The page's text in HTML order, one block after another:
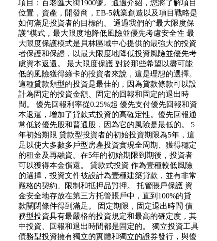
項目：百老匯大街1900號。通過介紹，您將了解項目
位置，資產，開發商，EB-5就業創造以及項目戰略是
如何滿足投資者的目標的。 通過我們的“最大限度保
護”模式，最大限度地降低風險並優先考慮安全性 最
大限度保護模式是貝林區域中心提供的最強大的投資
者保護和保證，以最大限度地降低投資風險並優先考
慮資本返還。 最大限度保護 對於那些希望以盡可能
低的風險獲得綠卡的投資者來說，這是理想的選擇。
這種貸款類型的投資是最佳的，因為貸款條款可以設
計為固定的投資金額、固定的回報和固定的退出時
間。 優先回報利率從0.25%起 優先支付優先回報和資
本返還，增加了貸款式投資的高確定性。優先回報通
常低於優先股和普通股，因為它的風險是最低的。 5
年初始期限 貸款型投資者的初始投資期限為5年，這
足以使大多數多戶型房產投資實現全周期、獲得穩定
的租金及再融資。在5年的初始期限到期後，投資者
可以獲得本金償還。 貸款式投資 作為壹種較低風險
的選擇，投資文件被設計為壹種建築貸款，並有非常
嚴格的契約、限制和抵押品質押。 托管賬戶保護 資
金安全地存放在第三方托管賬戶中，直到100%的貸
款關閉條件得到滿足。 固定期限，固定退出時間 債
務型投資具有最嚴格的投資規定和最高的確定度，其
中投資、回報和退出時間都是固定的。 獨立投資工具
債務型投資擁有獨立的實體和獨立的證券發行，與優